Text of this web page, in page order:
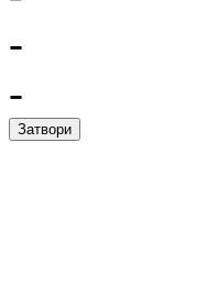
-
-
Затвори